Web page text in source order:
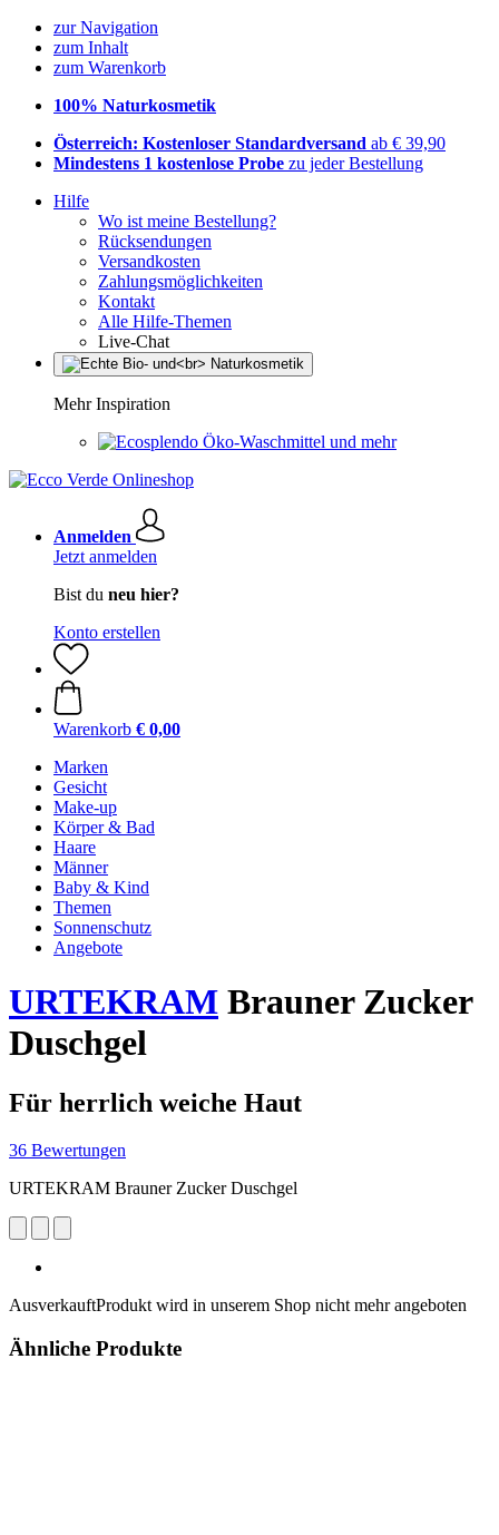
zur Navigation
zum Inhalt
zum Warenkorb
100% Naturkosmetik
Österreich: Kostenloser Standardversand ab € 39,90
Mindestens 1 kostenlose Probe zu jeder Bestellung
Hilfe
Wo ist meine Bestellung?
Rücksendungen
Versandkosten
Zahlungsmöglichkeiten
Kontakt
Alle Hilfe-Themen
Live-Chat
Mehr Inspiration
Öko-Waschmittel und mehr
Anmelden
Jetzt anmelden
Bist du neu hier?
Konto erstellen
Warenkorb € 0,00
Marken
Gesicht
Make-up
Körper & Bad
Haare
Männer
Baby & Kind
Themen
Sonnenschutz
Angebote
URTEKRAM Brauner Zucker
Duschgel
Für herrlich weiche Haut
36 Bewertungen
URTEKRAM Brauner Zucker Duschgel
AusverkauftProdukt wird in unserem Shop nicht mehr angeboten
Ähnliche Produkte